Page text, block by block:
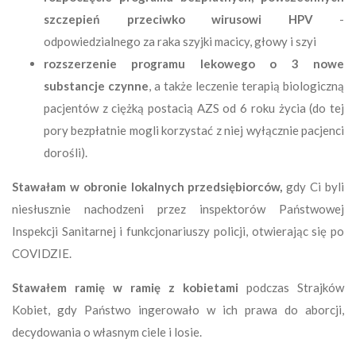
szczepień przeciwko wirusowi HPV-
odpowiedzialnego za raka szyjki macicy, głowy i szyi
rozszerzenie programu lekowego o 3 nowe
substancje czynne, a także leczenie terapią biologiczną
pacjentów z ciężką postacią AZS od 6 roku życia (do tej
pory bezpłatnie mogli korzystać z niej wyłącznie pacjenci
dorośli).
Stawałam w obronie lokalnych przedsiębiorców, gdy Ci byli
niesłusznie nachodzeni przez inspektorów Państwowej
Inspekcji Sanitarnej i funkcjonariuszy policji, otwierając się po
COVIDZIE.
Stawałem ramię w ramię z kobietami podczas Strajków
Kobiet, gdy Państwo ingerowało w ich prawa do aborcji,
decydowania o własnym ciele i losie.